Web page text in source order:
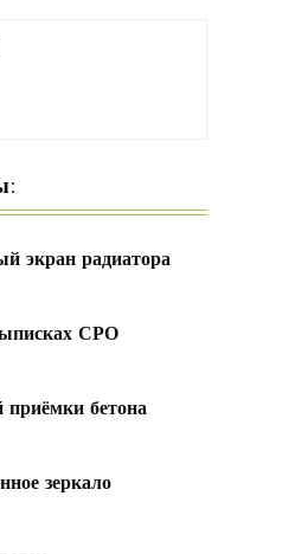
экран радиатора
СРО
приёмки бетона
зеркало